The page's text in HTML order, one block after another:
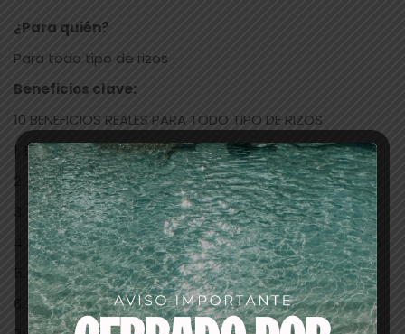
¿Para quién?
Para todo tipo de rizos
Beneficios clave:
10 BENEFICIOS REALES PARA TODO TIPO DE RIZOS
1. Elimina las impurezas y la suciedad
2. Define los rizos
3. Trata los rizos de la raíz a las puntas
4. Mantiene los aceites nutritivos naturales del cabello
5. Nutre y hidrata
6. Suaviza la cutícula del cabello